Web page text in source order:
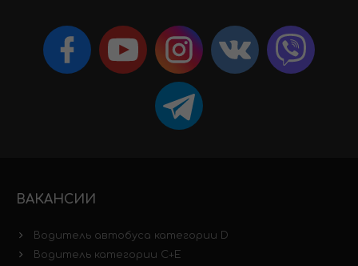
ВАКАНСИИ
Водитель автобуса категории D
Водитель категории C+E